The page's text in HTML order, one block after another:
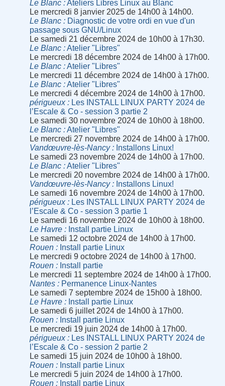
Le Blanc
Ateliers Libres Linux au Blanc
Le mercredi 8 janvier 2025 de 14h00 à 14h00.
Le Blanc
Diagnostic de votre ordi en vue d'un
passage sous GNU/Linux
Le samedi 21 décembre 2024 de 10h00 à 17h30.
Le Blanc
Atelier "Libres"
Le mercredi 18 décembre 2024 de 14h00 à 17h00.
Le Blanc
Atelier "Libres"
Le mercredi 11 décembre 2024 de 14h00 à 17h00.
Le Blanc
Atelier "Libres"
Le mercredi 4 décembre 2024 de 14h00 à 17h00.
périgueux
Les INSTALL LINUX PARTY 2024 de
l’Escale & Co - session 3 partie 2
Le samedi 30 novembre 2024 de 10h00 à 18h00.
Le Blanc
Atelier "Libres"
Le mercredi 27 novembre 2024 de 14h00 à 17h00.
Vandœuvre-lès-Nancy
Installons Linux!
Le samedi 23 novembre 2024 de 14h00 à 17h00.
Le Blanc
Atelier "Libres"
Le mercredi 20 novembre 2024 de 14h00 à 17h00.
Vandœuvre-lès-Nancy
Installons Linux!
Le samedi 16 novembre 2024 de 14h00 à 17h00.
périgueux
Les INSTALL LINUX PARTY 2024 de
l’Escale & Co - session 3 partie 1
Le samedi 16 novembre 2024 de 10h00 à 18h00.
Le Havre
Install partie Linux
Le samedi 12 octobre 2024 de 14h00 à 17h00.
Rouen
Install partie Linux
Le mercredi 9 octobre 2024 de 14h00 à 17h00.
Rouen
Install partie
Le mercredi 11 septembre 2024 de 14h00 à 17h00.
Nantes
Permanence Linux-Nantes
Le samedi 7 septembre 2024 de 15h00 à 18h00.
Le Havre
Install partie Linux
Le samedi 6 juillet 2024 de 14h00 à 17h00.
Rouen
Install partie Linux
Le mercredi 19 juin 2024 de 14h00 à 17h00.
périgueux
Les INSTALL LINUX PARTY 2024 de
l’Escale & Co - session 2 partie 2
Le samedi 15 juin 2024 de 10h00 à 18h00.
Rouen
Install partie Linux
Le mercredi 5 juin 2024 de 14h00 à 17h00.
Rouen
Install partie Linux